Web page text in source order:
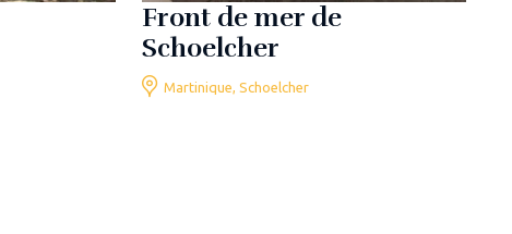
Front de mer de
Schoelcher
Martinique, Schoelcher